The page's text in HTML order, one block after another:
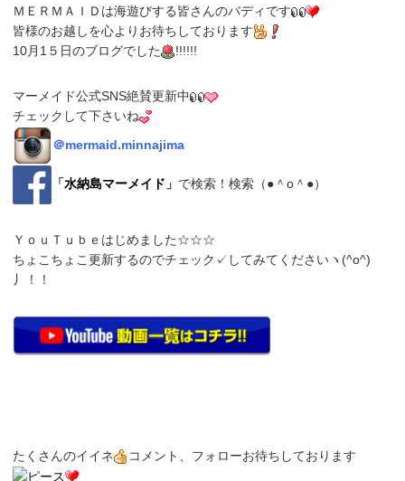
ＭＥＲＭＡＩＤは海遊びする皆さんのバディです
皆様のお越しを心よりお待ちしております
10月1５日のブログでした
!!!!!!
マーメイド公式SNS絶賛更新中
チェックして下さいね
＠mermaid.minnajima
「水納島マーメイド 」 で検索！検索（●＾o＾●）
ＹｏｕＴｕｂｅはじめました☆☆☆
ちょこちょこ更新するのでチェック✓してみてくださいヽ(^o^)
丿！！
たくさんのイイネ コメント、フォローお待ちしております